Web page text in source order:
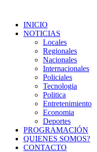
INICIO
NOTICIAS
Locales
Regionales
Nacionales
Internacionales
Policiales
Tecnologia
Politica
Entretenimiento
Economia
Deportes
PROGRAMACIÓN
QUIENES SOMOS?
CONTACTO